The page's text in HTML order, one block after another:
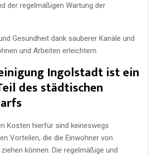
der regelmäßigen Wartung der
Gesundheit dank sauberer Kanäle und
und Arbeiten erleichtern
Ingolstadt ist ein
des städtischen
Kosten hierfür sind keineswegs
Vorteilen, die die Einwohner von
können. Die regelmäßige und